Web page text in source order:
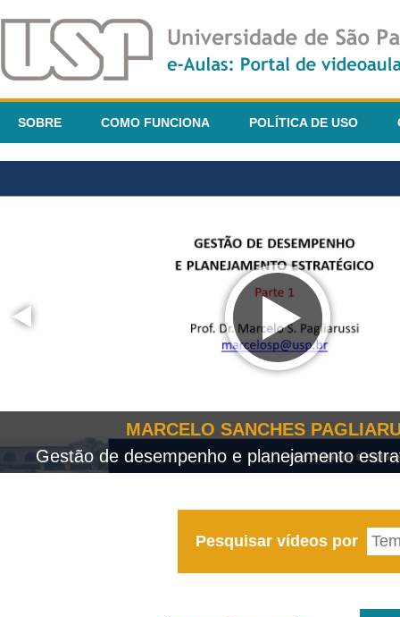
SOBRE COMO FUNCIONA POLÍTICA DE USO
MARCELO SANCHES
Gestão de desempenho e planejamento
Pesquisar vídeos por